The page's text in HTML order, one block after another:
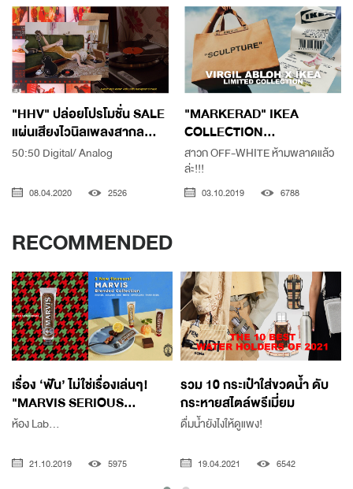
"HHV" ปล่อยโปรโมชั่น SALE
แผ่นเสียงไวนิลเพลงสากล...
50:50 Digital/ Analog
08.04.2020 2526
"MARKERAD" IKEA
COLLECTION...
สาวก OFF-WHITE ห้ามพลาดแล้ว
ล่ะ!!!
03.10.2019 6788
RECOMMENDED
เรื่อง ‘ฟัน’ ไม่ใช่เรื่องเล่นๆ!
"MARVIS SERIOUS...
ห้อง Lab...
21.10.2019 5975
รวม 10 กระเป๋าใส่ขวดน้ำ ดับ
กระหายสไตล์พรีเมี่ยม
ดื่มน้ำยังไงให้ดูแพง!
19.04.2021 6542